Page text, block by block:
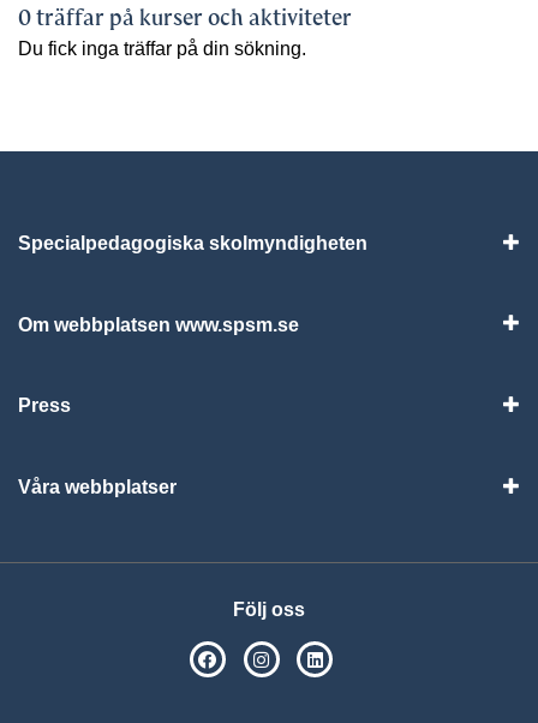
0 träffar på kurser och aktiviteter
Du fick inga träffar på din sökning.
Specialpedagogiska skolmyndigheten
Om webbplatsen www.spsm.se
Press
Våra webbplatser
Följ oss
SPSM på Facebook
SPSM på Instagram